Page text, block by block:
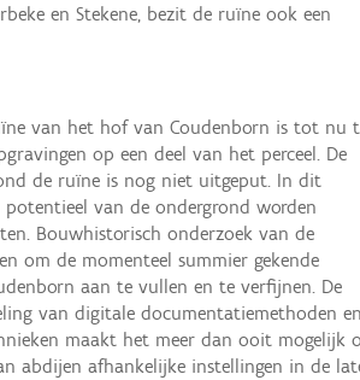
en Stekene, bezit de ruïne ook een
van het hof van Coudenborn is tot nu
op een deel van het perceel. De
de ruïne is nog niet uitgeput. In dit
van de ondergrond worden
Bouwhistorisch onderzoek van de
om de momenteel summier gekende
aan te vullen en te verfijnen. De
van digitale documentatiemethoden en
maakt het meer dan ooit mogelijk
abdijen afhankelijke instellingen in de